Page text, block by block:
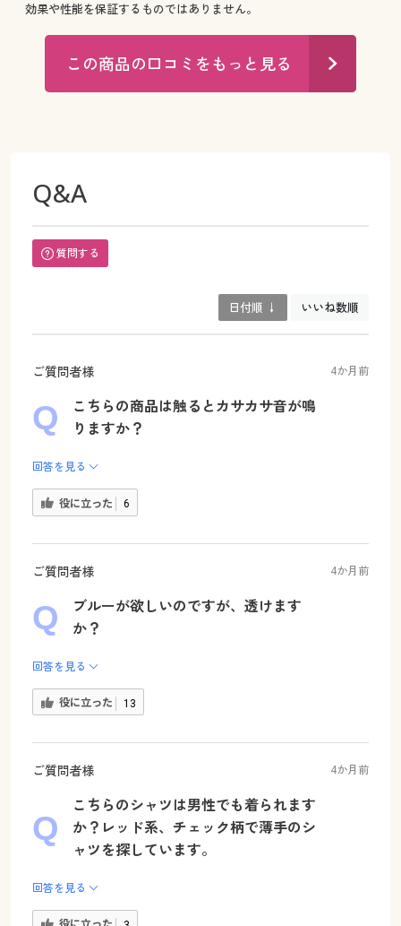
効果や性能を保証するものではありません。
この商品の口コミをもっと見る
Q&A
質問する
日付順 ↓ いいね数順
ご質問者様 4か月前
こちらの商品は触るとカサカサ音が鳴
りますか？
回答を見る
役に立った 6
ご質問者様 4か月前
ブルーが欲しいのですが、透けます
か？
回答を見る
役に立った 13
ご質問者様 4か月前
こちらのシャツは男性でも着られます
か？レッド系、チェック柄で薄手のシ
ャツを探しています。
回答を見る